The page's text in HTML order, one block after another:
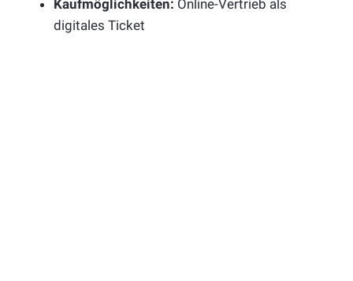
Kaufmöglichkeiten: Online-Vertrieb als
digitales Ticket